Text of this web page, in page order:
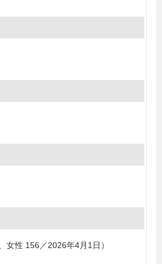
女性 156／2026年4月1日）